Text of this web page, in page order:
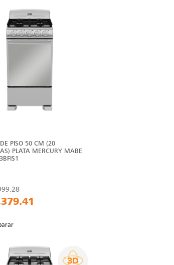
PISO 50 CM (20
PLATA MERCURY MABE